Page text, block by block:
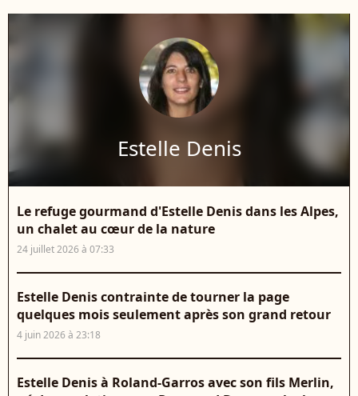
Estelle Denis
Le refuge gourmand d'Estelle Denis dans les Alpes,
un chalet au cœur de la nature
24 juillet 2026 à 07:33
Estelle Denis contrainte de tourner la page
quelques mois seulement après son grand retour
4 juin 2026 à 23:18
Estelle Denis à Roland-Garros avec son fils Merlin,